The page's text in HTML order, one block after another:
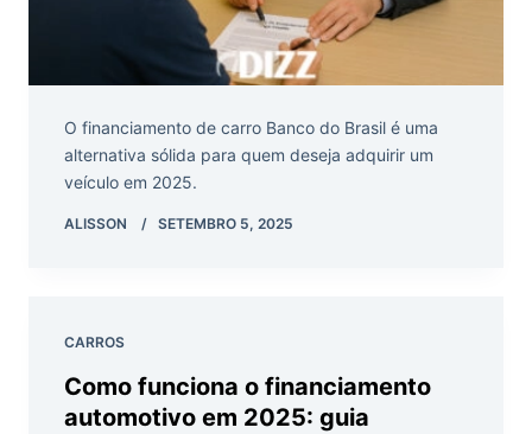
O financiamento de carro Banco do Brasil é uma
alternativa sólida para quem deseja adquirir um
veículo em 2025.
ALISSON SETEMBRO 5, 2025
CARROS
Como funciona o financiamento
automotivo em 2025: guia